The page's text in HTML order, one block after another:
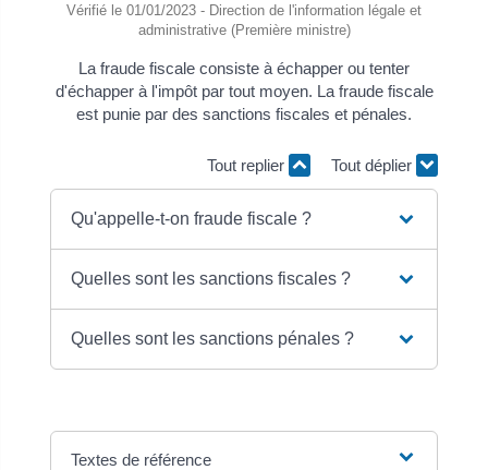
Vérifié le 01/01/2023 - Direction de l'information légale et
administrative (Première ministre)
La fraude fiscale consiste à échapper ou tenter
d'échapper à l'impôt par tout moyen. La fraude fiscale
est punie par des sanctions fiscales et pénales.
Tout replier Tout déplier
Qu'appelle-t-on fraude fiscale ?
Quelles sont les sanctions fiscales ?
Quelles sont les sanctions pénales ?
Textes de référence